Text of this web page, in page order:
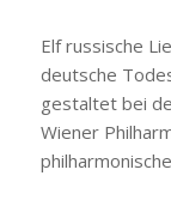
Elf russische
deutsche
gestaltet bei
Wiener